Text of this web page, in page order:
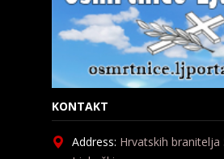
KONTAKT
Address: Hrvatskih branitelja